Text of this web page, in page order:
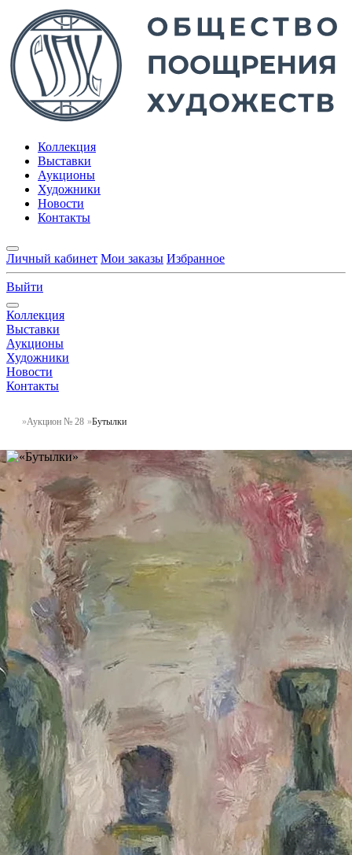
Коллекция
Выставки
Аукционы
Художники
Новости
Контакты
Личный кабинет Мои заказы Избранное
Выйти
Коллекция
Выставки
Аукционы
Художники
Новости
Контакты
Аукцион № 28 Бутылки